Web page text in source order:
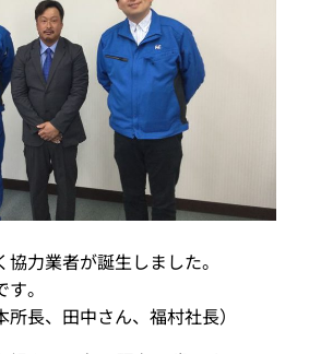
力業者が誕生しました。
。
長、田中さん、福村社長）